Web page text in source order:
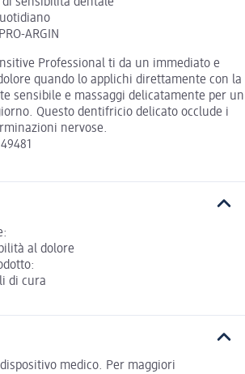
ARGIN
Professional ti da un immediato e
quando lo applichi direttamente con la
sensibile e massaggi delicatamente per un
Questo dentifricio delicato occlude i
nervose.
al dolore
di cura
medico. Per maggiori